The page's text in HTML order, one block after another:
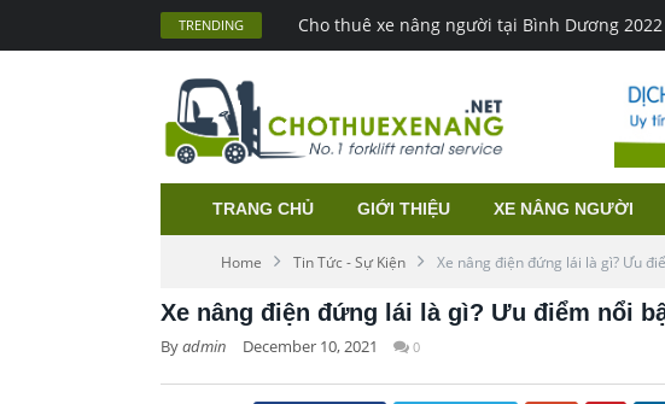
TRENDING Xe nâng hàng trong kho & những lưu ý khi lái
TRANG CHỦ GIỚI THIỆU XE NÂNG NGƯỜI
Home Tin Tức - Sự Kiện Xe nâng điện đứng lái là gì? Ưu
Xe nâng điện đứng lái là gì? Ưu điểm nổi
Byadmin December 10, 2021 0